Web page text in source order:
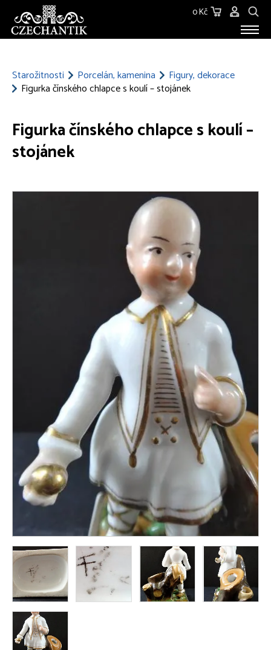
0 Kč
O NÁS
Starožitnosti Porcelán, kamenina
Figury, dekorace
Figurka čínského chlapce s koulí – stojánek
Figurka čínského chlapce s koulí –
stojánek